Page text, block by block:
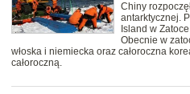
Chiny
antarktycznej.
Island w
Obecnie w
włoska i niemiecka oraz całoroczna
całoroczną.